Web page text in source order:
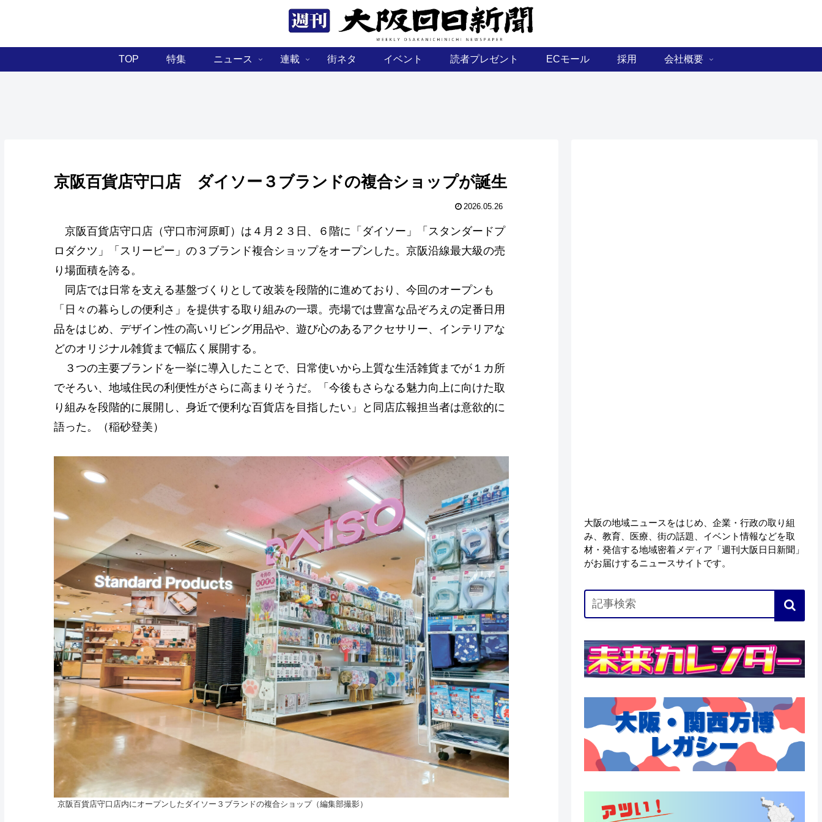
TOP 特集 ニュース 連載 街ネタ イベント 読者プレゼント ECモール 採用 会社概要
京阪百貨店守口店 ダイソー３ブランドの複合ショップが誕生
2026.05.26
京阪百貨店守口店（守口市河原町）は４月２３日、６階に「ダイソー」「スタンダードプ
ロダクツ」「スリーピー」の３ブランド複合ショップをオープンした。京阪沿線最大級の売
り場面積を誇る。
同店では日常を支える基盤づくりとして改装を段階的に進めており、今回のオープンも
「日々の暮らしの便利さ」を提供する取り組みの一環。売場では豊富な品ぞろえの定番日用
品をはじめ、デザイン性の高いリビング用品や、遊び心のあるアクセサリー、インテリアな
どのオリジナル雑貨まで幅広く展開する。
３つの主要ブランドを一挙に導入したことで、日常使いから上質な生活雑貨までが１カ所
でそろい、地域住民の利便性がさらに高まりそうだ。「今後もさらなる魅力向上に向けた取
り組みを段階的に展開し、身近で便利な百貨店を目指したい」と同店広報担当者は意欲的に
語った。（稲砂登美）
京阪百貨店守口店内にオープンしたダイソー３ブランドの複合ショップ（編集部撮影）
大阪の地域ニュースをはじめ、企業・行政の取り組
み、教育、医療、街の話題、イベント情報などを取
材・発信する地域密着メディア「週刊大阪日日新聞」
がお届けするニュースサイトです。